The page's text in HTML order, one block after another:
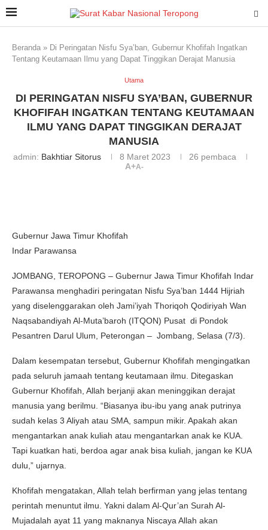
Beranda » Di Peringatan Nisfu Sya’ban, Gubernur Khofifah Ingatkan
Tentang Keutamaan Ilmu yang Dapat Tinggikan Derajat Manusia
Utama
DI PERINGATAN NISFU SYA’BAN, GUBERNUR
KHOFIFAH INGATKAN TENTANG KEUTAMAAN
ILMU YANG DAPAT TINGGIKAN DERAJAT
MANUSIA
admin: Bakhtiar Sitorus 8 Maret 2023 26 pembaca
A+A-
Gubernur Jawa Timur Khofifah
Indar Parawansa
JOMBANG, TEROPONG – Gubernur Jawa Timur Khofifah Indar
Parawansa menghadiri peringatan Nisfu Sya’ban 1444 Hijriah
yang diselenggarakan oleh Jami’iyah Thoriqoh Qodiriyah Wan
Naqsabandiyah Al-Muta’baroh (ITQON) Pusat di Pondok
Pesantren Darul Ulum, Peterongan – Jombang, Selasa (7/3).
Dalam kesempatan tersebut, Gubernur Khofifah mengingatkan
pada seluruh jamaah tentang keutamaan ilmu. Ditegaskan
Gubernur Khofifah, Allah berjanji akan meninggikan derajat
manusia yang berilmu. “Biasanya ibu-ibu yang anak putrinya
sudah kelas 3 Aliyah atau SMA, sampun mikir. Apakah akan
mengantarkan anak kuliah atau mengantarkan anak ke KUA.
Tapi kuatkan hati, berdoa agar anak bisa kuliah, jangan ke KUA
dulu,” ujarnya.
Khofifah mengatakan, Allah telah berfirman yang jelas tentang
perintah menuntut ilmu. Yakni dalam Al-Qur’an Surah Al-
Mujadalah ayat 11 yang maknanya Niscaya Allah akan